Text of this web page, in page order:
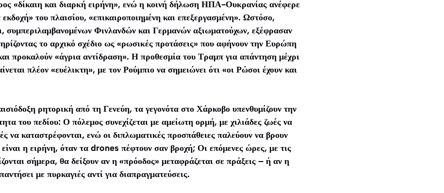
«δίκαιη και διαρκή ειρήνη», ενώ η κοινή δήλωση ΗΠΑ-Ουκρανίας ανέφερε
εκδοχή» του πλαισίου, «επικαιροποιημένη και επεξεργασμένη». Ωστόσο,
συμπεριλαμβανομένων Φινλανδών και Γερμανών αξιωματούχων, εξέφρασαν
το αρχικό σχέδιο ως «ρωσικές προτάσεις» που αφήνουν την Ευρώπη
προκαλούν «άγρια αντίδραση». Η προθεσμία του Τραμπ για απάντηση μέχρι
πλέον «ευέλικτη», με τον Ρούμπιο να σημειώνει ότι «οι Ρώσοι έχουν και
ρητορική από τη Γενεύη, τα γεγονότα στο Χάρκοβο υπενθυμίζουν την
του πεδίου: Ο πόλεμος συνεχίζεται με αμείωτη ορμή, με χιλιάδες ζωές να
να καταστρέφονται, ενώ οι διπλωματικές προσπάθειες παλεύουν να βρουν
η ειρήνη, όταν τα drones πέφτουν σαν βροχή; Οι επόμενες ώρες, με τις
σήμερα, θα δείξουν αν η «πρόοδος» μεταφράζεται σε πράξεις – ή αν η
με πυρκαγιές αντί για διαπραγματεύσεις.